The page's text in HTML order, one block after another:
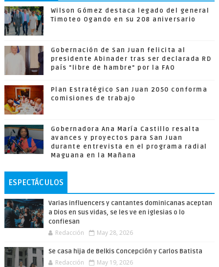
Wilson Gómez destaca legado del general
Timoteo Ogando en su 208 aniversario
Gobernación de San Juan felicita al
presidente Abinader tras ser declarada RD
país "libre de hambre" por la FAO
Plan Estratégico San Juan 2050 conforma
comisiones de trabajo
Gobernadora Ana María Castillo resalta
avances y proyectos para San Juan
durante entrevista en el programa radial
Maguana en la Mañana
ESPECTÁCULOS
Varias influencers y cantantes dominicanas aceptan
a Dios en sus vidas, se les ve en iglesias o lo
confiesan
Redacción May 28, 2026
Se casa hija de Belkis Concepción y Carlos Batista
Redacción May 19, 2026